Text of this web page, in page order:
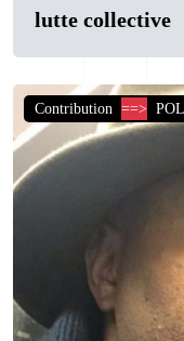
lutte collective
Contribution ==>